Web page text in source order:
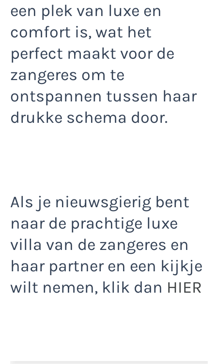
een plek van luxe en
comfort is, wat het
perfect maakt voor de
zangeres om te
ontspannen tussen haar
drukke schema door.
Als je nieuwsgierig bent
naar de prachtige luxe
villa van de zangeres en
haar partner en een kijkje
wilt nemen, klik dan HIER